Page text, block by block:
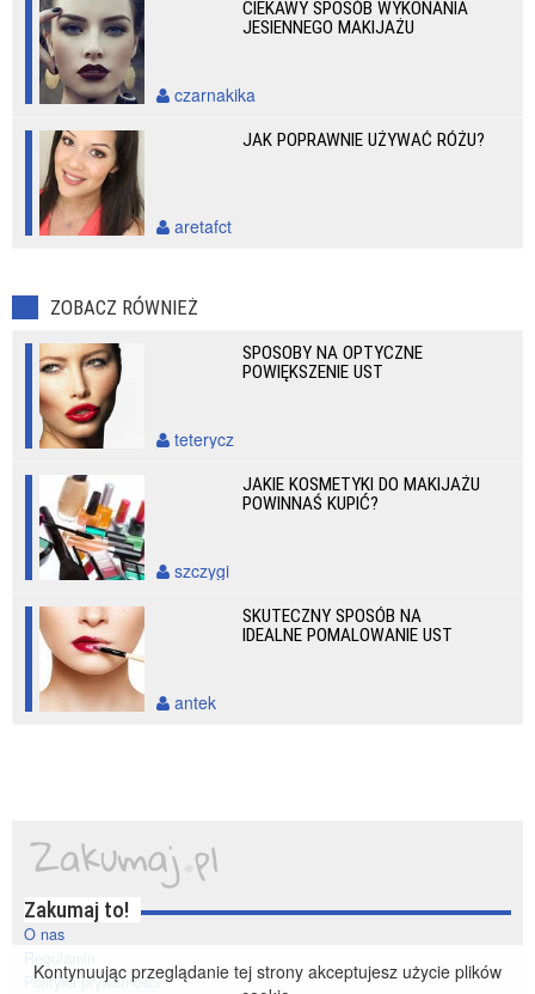
CIEKAWY SPOSÓB WYKONANIA
JESIENNEGO MAKIJAŻU
czarnakika
JAK POPRAWNIE UŻYWAĆ RÓŻU?
aretafct
ZOBACZ RÓWNIEŻ
SPOSOBY NA OPTYCZNE
POWIĘKSZENIE UST
teterycz
JAKIE KOSMETYKI DO MAKIJAŻU
POWINNAŚ KUPIĆ?
szczygi
SKUTECZNY SPOSÓB NA
IDEALNE POMALOWANIE UST
antek
Zakumaj to!
O nas
Polityka prywatności
Kontynuując przeglądanie tej strony akceptujesz użycie plików